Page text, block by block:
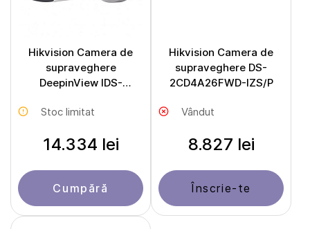
Hikvision Camera de
supraveghere
DeepinView IDS-
Stoc limitat
14.334 lei
Cumpără
Hikvision Camera de
supraveghere DS-
2CD4A26FWD-IZS/P
Vândut
8.827 lei
Înscrie-te